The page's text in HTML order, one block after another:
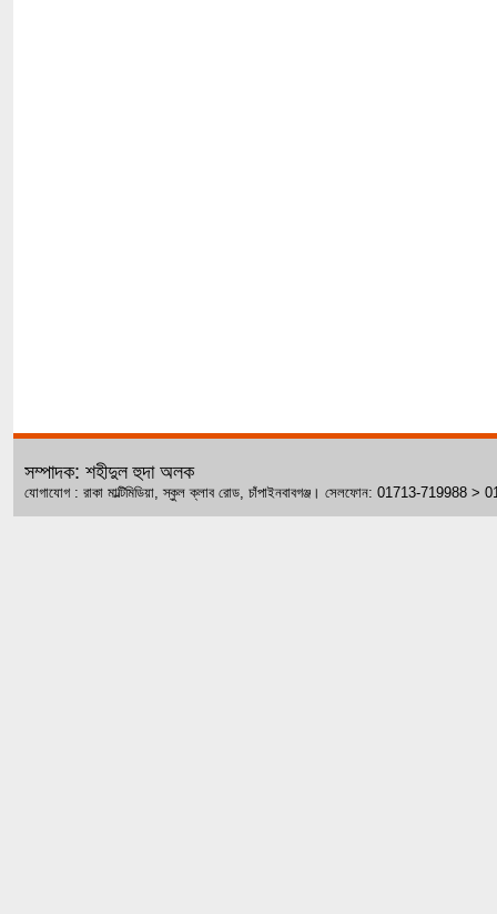
সম্পাদক: শহীদুল হুদা অলক
যোগাযোগ : রাকা মাল্টিমিডিয়া, স্কুল ক্লাব রোড, চাঁপাইনবাবগঞ্জ। সেলফোন: 01713-